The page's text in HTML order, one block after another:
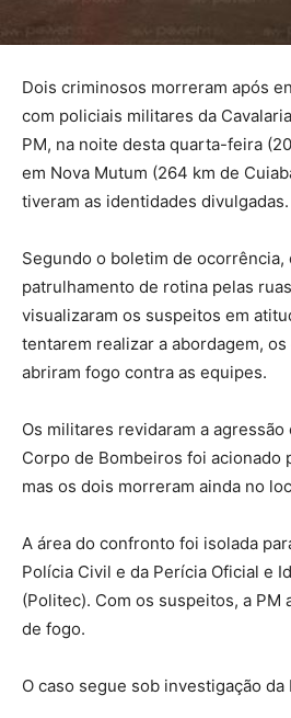
Dois criminosos morreram após
com policiais militares da
PM, na noite desta quarta-feira
em Nova Mutum (264 km de
tiveram as identidades divulgadas.
Segundo o boletim de ocorrência,
patrulhamento de rotina pelas
visualizaram os suspeitos em
tentarem realizar a abordagem,
abriram fogo contra as equipes.
Os militares revidaram a agressão
Corpo de Bombeiros foi acionado
mas os dois morreram ainda no
A área do confronto foi isolada
Polícia Civil e da Perícia Oficial e
(Politec). Com os suspeitos, a PM
de fogo.
O caso segue sob investigação da